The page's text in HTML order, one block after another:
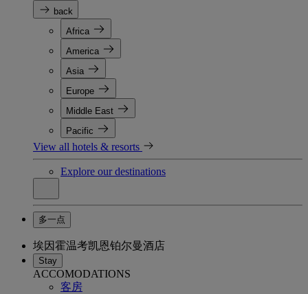
back
Africa
America
Asia
Europe
Middle East
Pacific
View all hotels & resorts
Explore our destinations
多一点
埃因霍温考凯恩铂尔曼酒店
Stay
ACCOMODATIONS
客房